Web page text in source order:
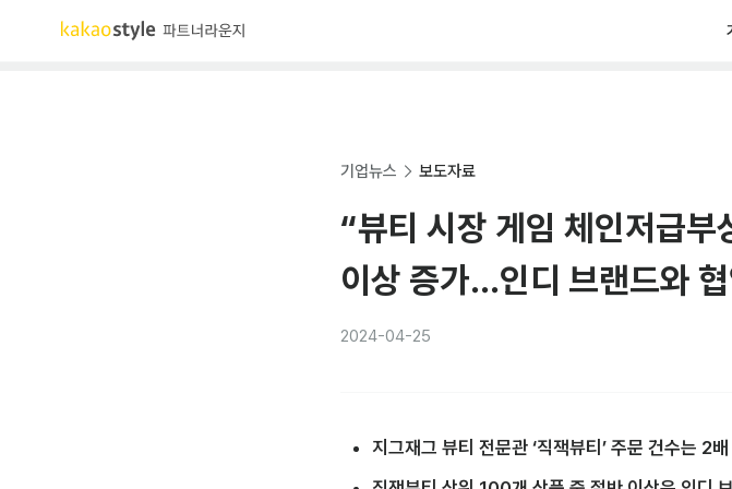
기업뉴스 보도자료
“뷰티 시장 게임 체인저급
이상 증가…인디 브랜드와 협
2024-04-25
지그재그 뷰티 전문관 ‘직잭뷰티’ 주문 건수는 2